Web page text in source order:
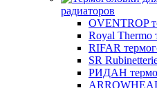
радиаторов
OVENTROP
Royal Thermo
RIFAR
SR
РИДАН